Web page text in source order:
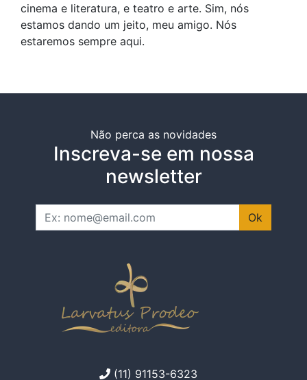
cinema e literatura, e teatro e arte. Sim, nós
estamos dando um jeito, meu amigo. Nós
estaremos sempre aqui.
Não perca as novidades
Inscreva-se em nossa
newsletter
Ok
(11) 91153-6323